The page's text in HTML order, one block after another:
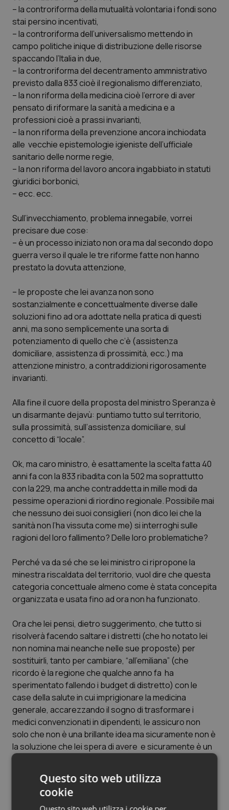
Quotidiano Chirurgia
Quotidiano Oncologia
Quotidiano Pediatria
Rene & patologie urogenitali
Salute orale & impianti
Sangue & coagulazione
Tiroide
Tumore al seno
Tumore ovarico
Tumori del Polmone & Testa Collo
Tumori gastrointestinali
Ulcera & Reflusso
Vaccini
– la controriforma della mutualità volontaria i fondi sono
stai persino incentivati,
– la controriforma dell’universalismo mettendo in
campo politiche inique di distribuzione delle risorse
spaccando l’Italia in due,
– la controriforma del decentramento ammnistrativo
previsto dalla 833 cioè il regionalismo differenziato,
– la non riforma della medicina cioè l’errore di aver
pensato di riformare la sanità a medicina e a
professioni cioè a prassi invarianti,
– la non riforma della prevenzione ancora inchiodata
alle vecchie epistemologie igieniste dell’ufficiale
sanitario delle norme regie,
– la non riforma del lavoro ancora ingabbiato in statuti
giuridici borbonici,
– ecc. ecc.
Sull’invecchiamento, problema innegabile, vorrei
precisare due cose:
– è un processo iniziato non ora ma dal secondo dopo
guerra verso il quale le tre riforme fatte non hanno
prestato la dovuta attenzione,
– le proposte che lei avanza non sono
sostanzialmente e concettualmente diverse dalle
soluzioni fino ad ora adottate nella pratica di questi
anni, ma sono semplicemente una sorta di
potenziamento di quello che c’è (assistenza
domiciliare, assistenza di prossimità, ecc.) ma
attenzione ministro, a contraddizioni rigorosamente
invarianti.
Alla fine il cuore della proposta del ministro Speranza è
un disarmante dejavù: puntiamo tutto sul territorio,
sulla prossimità, sull’assistenza domiciliare, sul
concetto di “locale”.
Ok, ma caro ministro, è esattamente la scelta fatta 40
anni fa con la 833 ribadita con la 502 ma soprattutto
con la 229, ma anche contraddetta in mille modi da
pessime operazioni di riordino regionale. Possibile mai
che nessuno dei suoi consiglieri (non dico lei che la
sanità non l’ha vissuta come me) si interroghi sulle
ragioni del loro fallimento? Delle loro problematiche?
Perché va da sé che se lei ministro ci ripropone la
minestra riscaldata del territorio, vuol dire che questa
categoria concettuale almeno come è stata concepita
organizzata e usata fino ad ora non ha funzionato.
Ora che lei pensi, dietro suggerimento, che tutto si
risolverà facendo saltare i distretti (che ho notato lei
non nomina mai neanche nelle sue proposte) per
sostituirli, tanto per cambiare, “all’emiliana” (che
ricordo è la regione che qualche anno fa ha
sperimentato fallendo i budget di distretto) con le
case della salute in cui imprigionare la medicina
generale, accarezzando il sogno di trasformare i
medici convenzionati in dipendenti, le assicuro non
solo che non è una brillante idea ma sicuramente non è
la soluzione che lei spera di avere e sicuramente è un
buttare i soldi che avremo dalla finestra. Quanto ai
una proposta seria?
Questo sito web utilizza
cookie